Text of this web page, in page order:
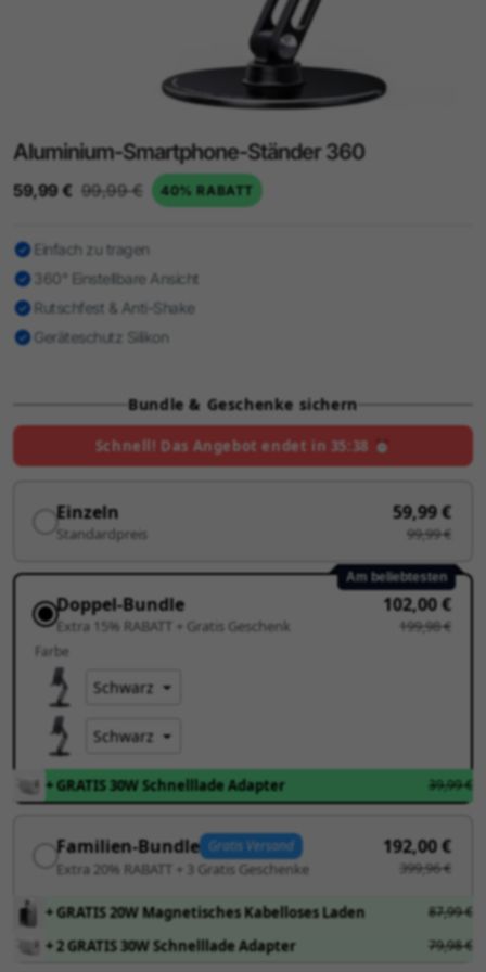
Aluminium-Smartphone-Ständer 360
59,99 € 99,99 € 40% RABATT
Einfach zu tragen
360° Einstellbare Ansicht
Rutschfest & Anti-Shake
Geräteschutz Silikon
Bundle & Geschenke sichern
Schnell! Das Angebot endet in 35:37 ⏰
Einzeln
Standardpreis
59,99 €
99,99 €
Am beliebtesten
Doppel-Bundle
Extra 15% RABATT + Gratis Geschenk
102,00 €
199,98 €
Farbe
+ GRATIS 30W Schnelllade Adapter 39,99 €
Familien-Bundle Gratis Versand
Extra 20% RABATT + 3 Gratis Geschenke
192,00 €
399,96 €
+ GRATIS 20W Magnetisches Kabelloses Laden 87,99 €
+ 2 GRATIS 30W Schnelllade Adapter 79,98 €